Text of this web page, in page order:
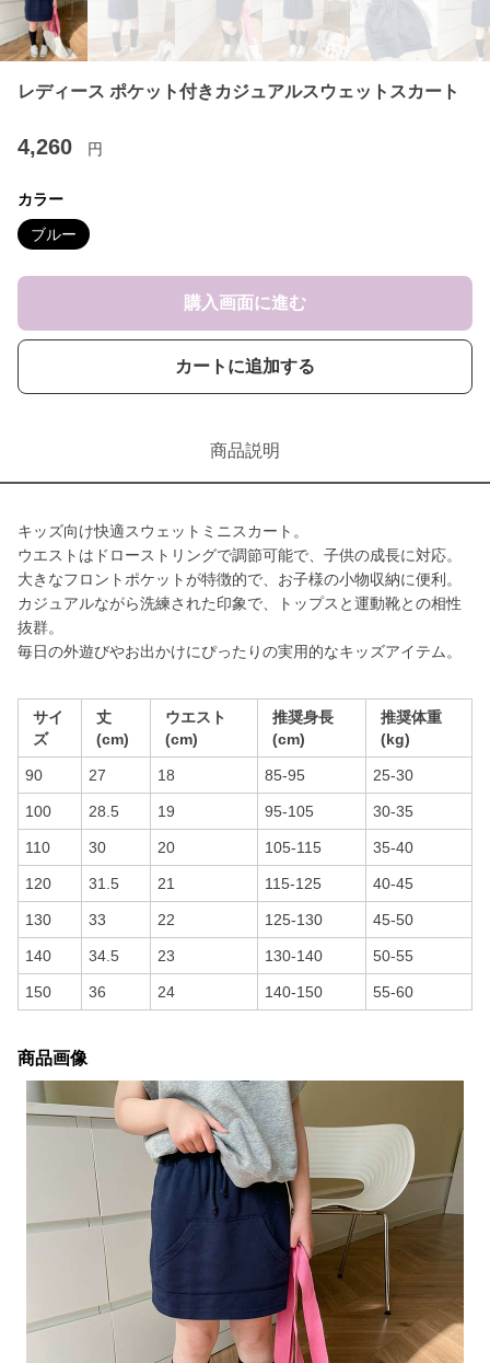
レディース ポケット付きカジュアルスウェットスカート
4,260 円
カラー
ブルー
購入画面に進む
カートに追加する
商品説明
キッズ向け快適スウェットミニスカート。
ウエストはドローストリングで調節可能で、子供の成長に対応。
大きなフロントポケットが特徴的で、お子様の小物収納に便利。
カジュアルながら洗練された印象で、トップスと運動靴との相性
抜群。
毎日の外遊びやお出かけにぴったりの実用的なキッズアイテム。
サイ
ズ
丈
(cm)
ウエスト
(cm)
推奨身長
(cm)
推奨体重
(kg)
90 27 18 85-95 25-30
100 28.5 19 95-105 30-35
110 30 20 105-115 35-40
120 31.5 21 115-125 40-45
130 33 22 125-130 45-50
140 34.5 23 130-140 50-55
150 36 24 140-150 55-60
商品画像